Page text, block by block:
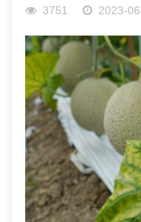
3751 2023-